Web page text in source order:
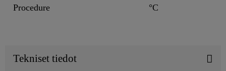
Procedure
°C
Tekniset tiedot